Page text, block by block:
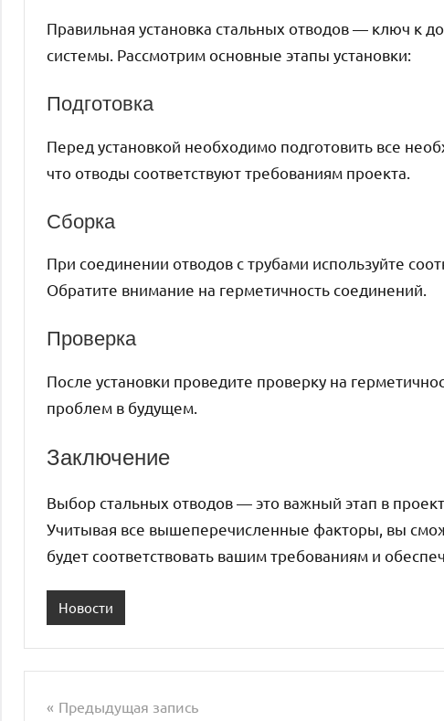
Правильная установка стальных отводов — ключ к
системы. Рассмотрим основные этапы установки:
Подготовка
Перед установкой необходимо подготовить все
что отводы соответствуют требованиям проекта.
Сборка
При соединении отводов с трубами используйте
Обратите внимание на герметичность соединений.
Проверка
После установки проведите проверку на
проблем в будущем.
Заключение
Выбор стальных отводов — это важный этап в
Учитывая все вышеперечисленные факторы, вы
будет соответствовать вашим требованиям и
Новости
Предыдущая запись